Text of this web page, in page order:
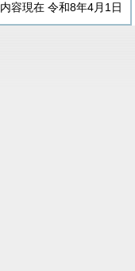
内容現在 令和8年4月1日